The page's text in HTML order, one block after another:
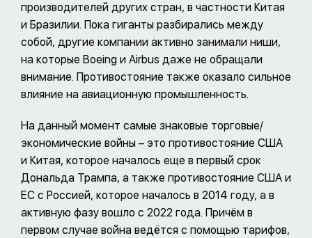
производителей других стран, в частности Китая
и Бразилии. Пока гиганты разбирались между
собой, другие компании активно занимали ниши,
на которые Boeing и Airbus даже не обращали
внимание. Противостояние также оказало сильное
влияние на авиационную промышленность.
На данный момент самые знаковые торговые/
экономические войны – это противостояние США
и Китая, которое началось еще в первый срок
Дональда Трампа, а также противостояние США и
ЕС с Россией, которое началось в 2014 году, а в
активную фазу вошло с 2022 года. Причём в
первом случае война ведётся с помощью тарифов,